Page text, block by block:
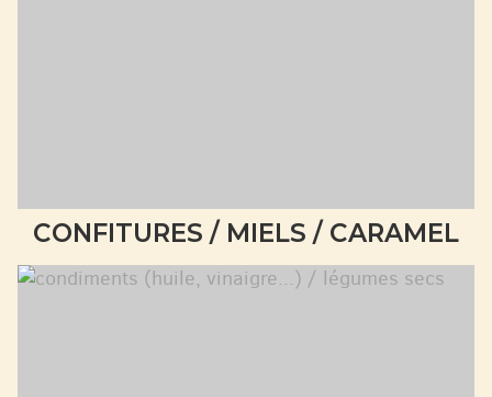
CONFITURES / MIELS / CARAMEL